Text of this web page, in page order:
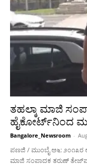
ತಹಲ್ಕಾ ಮಾಜಿ
ಹೈಕೋರ್ಟ್‌ನಿಂದ
Bangalore_Newsroom -
ಪಣಜಿ / ಮುಂಬೈ ಅ೬: ೨೦೧೩ರ
ಮಾಜಿ ಸಂಪಾದಕ ತರುಣ್